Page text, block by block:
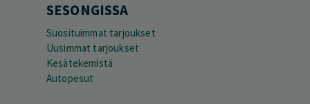
SESONGISSA
Suosituimmat tarjoukset
Uusimmat tarjoukset
Kesätekemistä
Autopesut